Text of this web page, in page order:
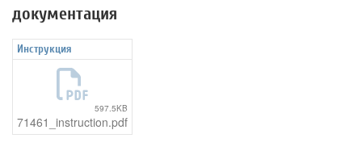
документация
Инструкция
597.5KB
71461_instruction.pdf